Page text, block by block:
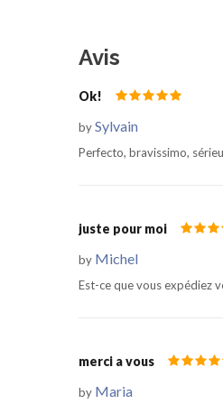
Avis
Ok!
bySylvain
Perfecto, bravissimo,
juste pour moi
by Michel
Est-ce que vous expédiez
merci a vous
by Maria